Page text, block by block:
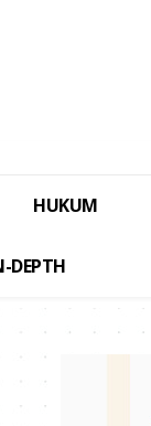
HUKUM
DEPTH